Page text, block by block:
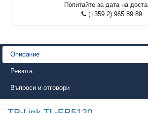
Попитайте за дата на
(+359 2) 965 89 89
Описание
Ревюта
Въпроси и отговори